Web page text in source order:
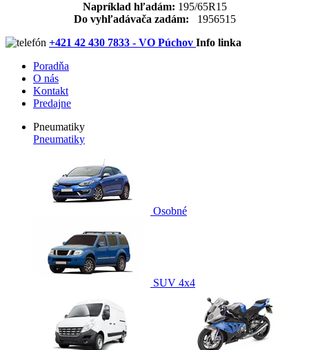
Napríklad hľadám: 195/65R15
Do vyhľadávača zadám: 1956515
+421 42 430 7833 - VO Púchov Info linka
Poradňa
O nás
Kontakt
Predajne
Pneumatiky
Pneumatiky
Osobné
SUV 4x4